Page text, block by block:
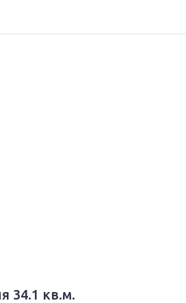
34.1 кв.м.